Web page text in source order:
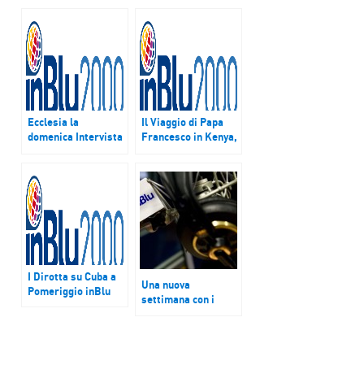
Ecclesia la
domenica Intervista
Renato Kizito
Sesana sul viaggio
del Papa in Kenya
Il Viaggio di Papa
Francesco in Kenya,
inBlu
I Dirotta su Cuba a
Pomeriggio inBlu
Una nuova
settimana con i